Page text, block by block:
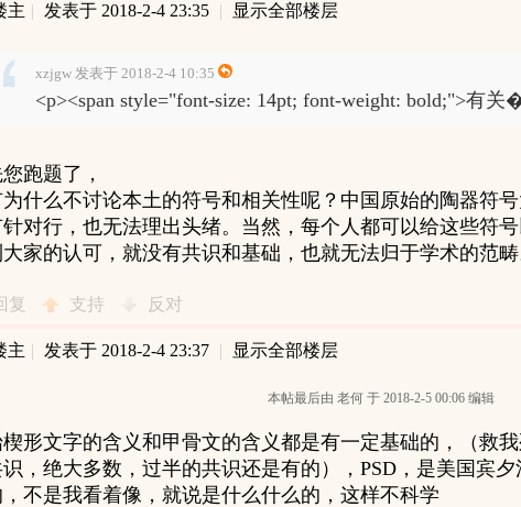
主 | 发表于 2018-2-4 23:35 | 显示全部楼层
xzjgw 发表于 2018-2-4 10:35
<p><span style="font-size: 14pt; font-weight: bold;">有关
跑题了，
什么不讨论本土的符号和相关性呢？中国原始的陶器符
对行，也无法理出头绪。当然，每个人都可以给这些符
家的认可，就没有共识和基础，也就无法归于学术的范畴
复 支持 反对
主 | 发表于 2018-2-4 23:37 | 显示全部楼层
本帖最后由 老何 于 2018-2-5 00:06 编辑
楔形文字的含义和甲骨文的含义都是有一定基础的，（救
，绝大多数，过半的共识还是有的），PSD，是美国宾
不是我看着像，就说是什么什么的，这样不科学